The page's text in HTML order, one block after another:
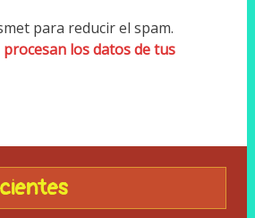
para reducir el spam.
los datos de tus